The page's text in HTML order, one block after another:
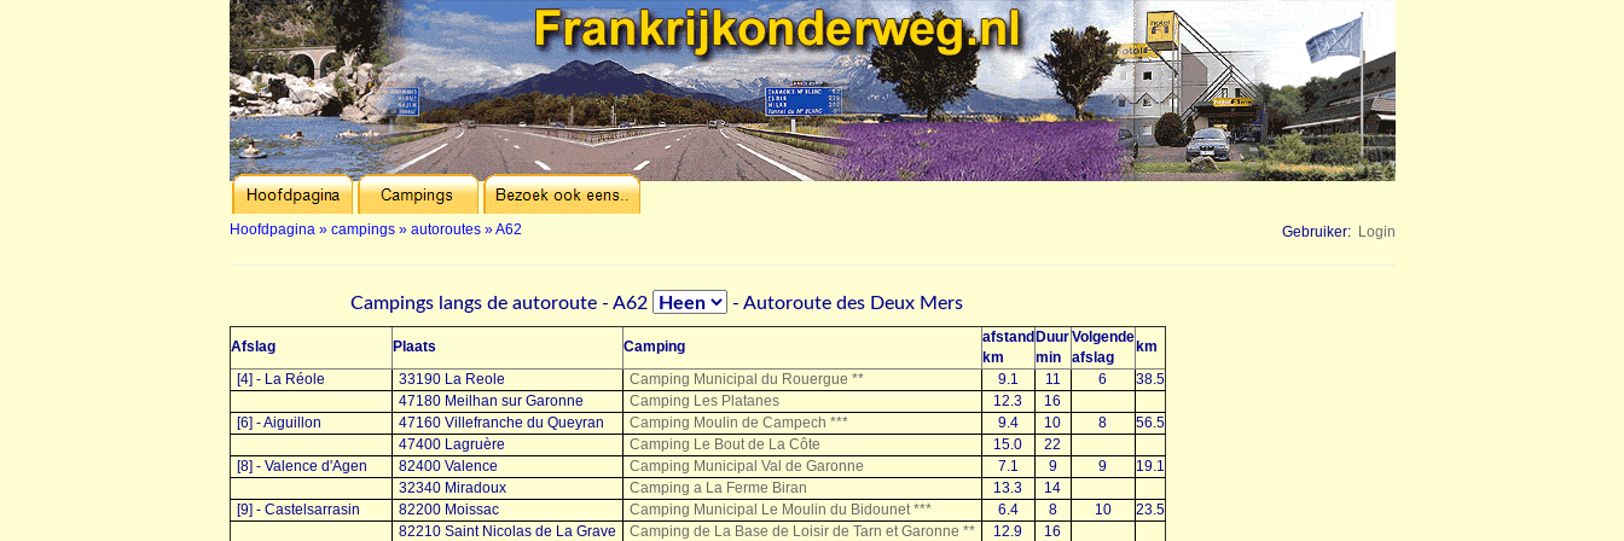
Hoofdpagina» campings» autoroutes»A62 Gebruiker: Login
Campings langs de autoroute - A62 - Autoroute des Deux Mers
Afslag Plaats Camping
afstand
km
Duur
min
Volgende
afslag
km
[4] - La Réole
33190 La Reole Camping Municipal du Rouergue ** 9.1 11 6
38.5
47180 Meilhan sur Garonne
Camping Les Platanes 12.3
16
[6] - Aiguillon
47160 Villefranche du Queyran Camping Moulin de Campech *** 9.4 10 8
56.5
47400 Lagruère
Camping Le Bout de La Côte 15.0
22
[8] - Valence d'Agen
82400 Valence Camping Municipal Val de Garonne 7.1 9 9
19.1
32340 Miradoux
Camping a La Ferme Biran 13.3
14
[9] - Castelsarrasin
82200 Moissac Camping Municipal Le Moulin du Bidounet *** 6.4 8 10
23.5
82210 Saint Nicolas de La Grave
Camping de La Base de Loisir de Tarn et Garonne ** 12.9 16